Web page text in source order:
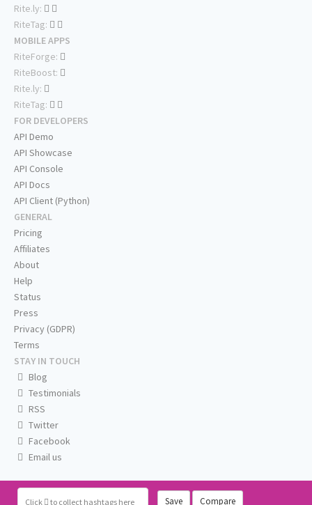
Click to collect hashtags here Save Compare
Rite.ly:
RiteTag:
MOBILE APPS
RiteForge:
RiteBoost:
Rite.ly:
RiteTag:
FOR DEVELOPERS
API Demo
API Showcase
API Console
API Docs
API Client (Python)
GENERAL
Pricing
Affiliates
About
Help
Status
Press
Privacy (GDPR)
Terms
STAY IN TOUCH
Blog
Testimonials
RSS
Twitter
Facebook
Email us